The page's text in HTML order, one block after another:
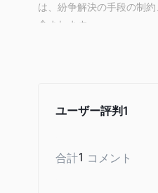
は、紛争解決の手段の制
含まれます。
投資商品を提供してい
ユーザー評判1
合計1 コメント